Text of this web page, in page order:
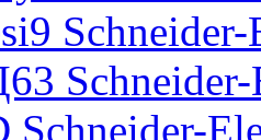
Schneider-